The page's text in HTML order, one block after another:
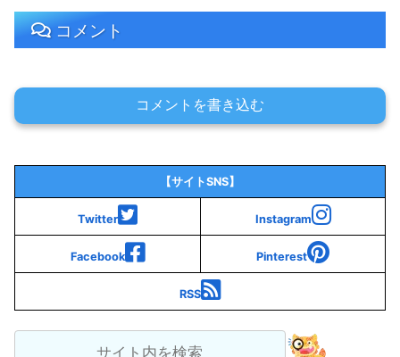
コメント
コメントを書き込む
【サイトSNS】
Twitter Instagram
Facebook Pinterest
RSS